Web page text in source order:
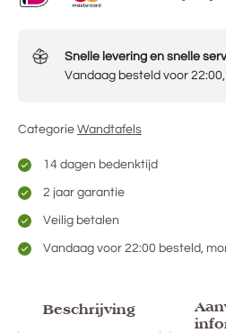
Snelle levering en snelle
Vandaag besteld voor
Categorie Wandtafels
14 dagen bedenktijd
2 jaar garantie
Veilig betalen
Vandaag voor 22:00 besteld,
Beschrijving